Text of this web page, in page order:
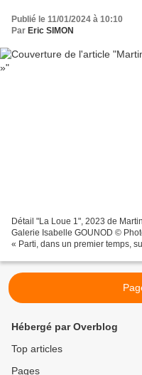
Publié le 11/01/2024 à 10:10
Par Eric SIMON
Détail "La Loue 1", 2023 de
Galerie Isabelle GOUNOD ©
« Parti, dans un premier temps,
Hébergé par Overblog
Top articles
Pages